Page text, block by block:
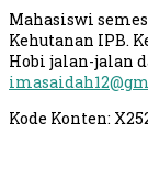
Mahasiswi
Kehutanan IPB.
Hobi jalan-jalan
Kode Konten: